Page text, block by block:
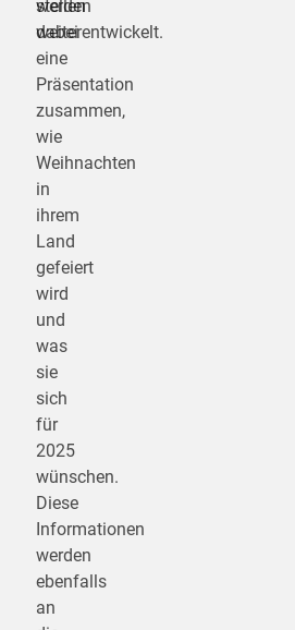
stellen
dabei
eine
Präsentation
zusammen,
wie
Weihnachten
in
ihrem
Land
gefeiert
wird
und
was
sie
sich
für
2025
wünschen.
Diese
Informationen
werden
ebenfalls
an
werden
weiterentwickelt.